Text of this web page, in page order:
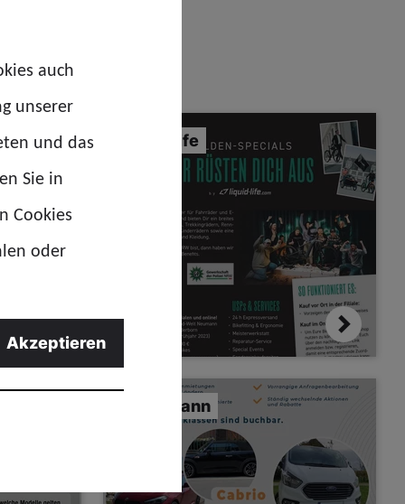
liquid life
Schumann
auch
unserer
und das
Sie in
Cookies
oder
Akzeptieren